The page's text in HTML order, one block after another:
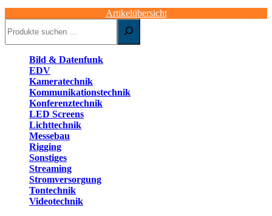
Artikelübersicht
Bild & Datenfunk
EDV
Kameratechnik
Kommunikationstechnik
Konferenztechnik
LED Screens
Lichttechnik
Messebau
Rigging
Sonstiges
Streaming
Stromversorgung
Tontechnik
Videotechnik